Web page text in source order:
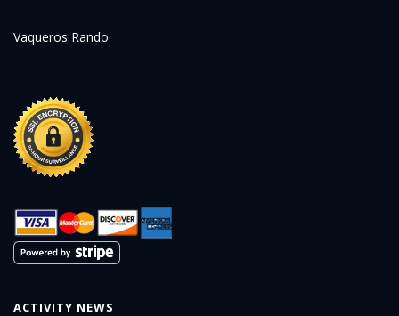
Vaqueros Rando
ACTIVITY NEWS